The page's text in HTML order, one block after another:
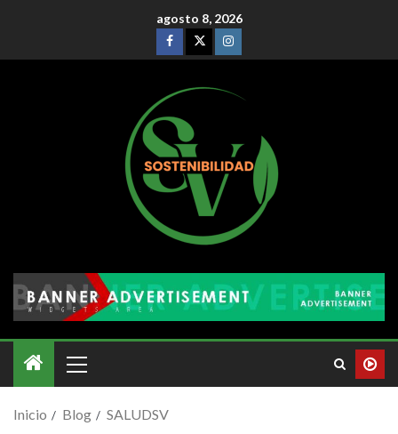
agosto 8, 2026
Inicio Blog SALUDSV